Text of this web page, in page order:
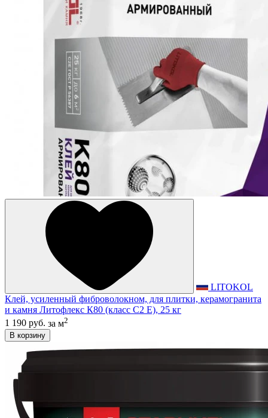
LITOKOL
Клей, усиленный фиброволокном, для плитки, керамогранита
и камня Литофлекс К80 (класс С2 E), 25 кг
1 190 руб. за м2
В корзину